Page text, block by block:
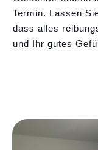
Termin. Lassen
dass alles
und Ihr gutes